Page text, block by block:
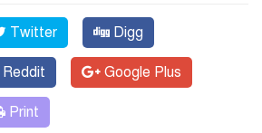
Twitter Digg
Reddit Google Plus
Print